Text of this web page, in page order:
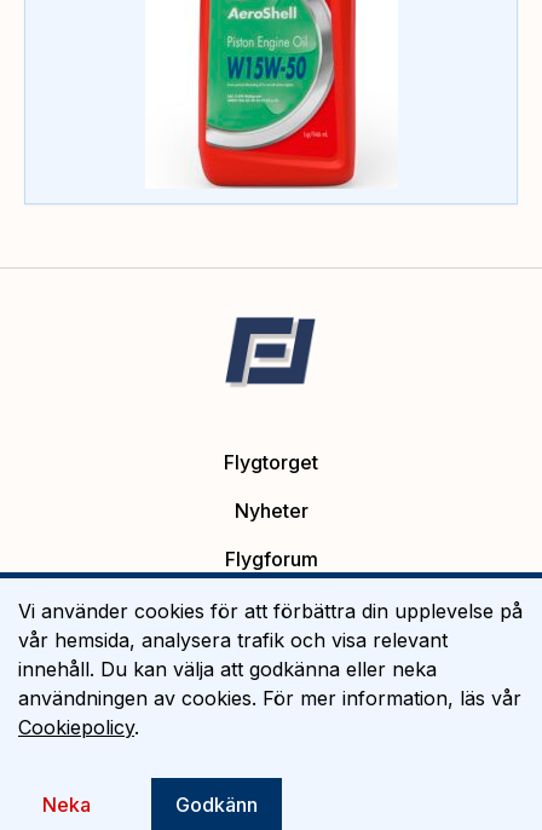
Flygtorget
Nyheter
Flygforum
Platsannonser
Flygutbildning
Om Flygtorget
Vi använder cookies för att förbättra din upplevelse på
vår hemsida, analysera trafik och visa relevant
innehåll. Du kan välja att godkänna eller neka
användningen av cookies. För mer information, läs vår
Cookiepolicy.
Neka Godkänn